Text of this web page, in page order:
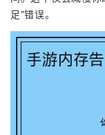
足”错误。